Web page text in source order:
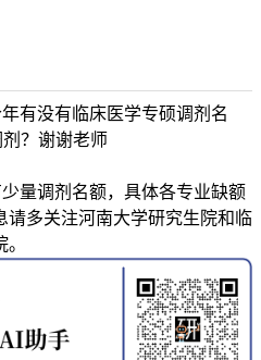
有没有临床医学专硕调剂名
？谢谢老师
量调剂名额，具体各专业缺额
多关注河南大学研究生院和临